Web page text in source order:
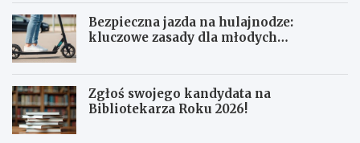
Bezpieczna jazda na hulajnodze:
kluczowe zasady dla młodych
Zgłoś swojego kandydata na
Bibliotekarza Roku 2026!